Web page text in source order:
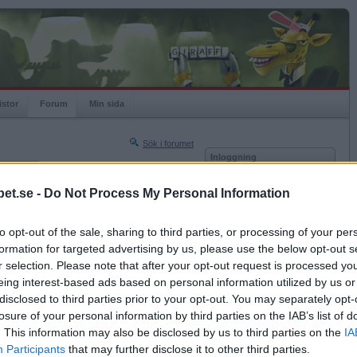
- Do Not Process My Personal Information
opt-out of the sale, sharing to third parties, or processing of your
for targeted advertising by us, please use the below opt-out
selection. Please note that after your opt-out request is processed
interest-based ads based on personal information utilized by us
to third parties prior to your opt-out. You may separately
of your personal information by third parties on the IAB’s list of
This information may also be disclosed by us to third parties on the
Participants that may further disclose it to other third parties.
Forum Min sida
Sök i forumet
Nästa sida »
2008-11-26 13:47
din tvillingbor?
det
Inloggning
Kom ihåg mig
Glömt ditt lösenord?
Få ny aktiveringslänk
Betapet är gratis!